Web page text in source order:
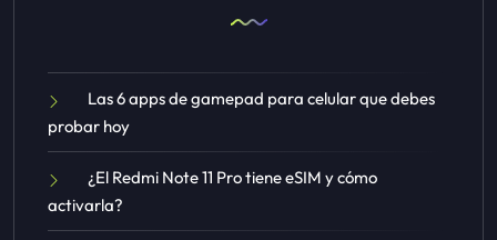
Las 6 apps de gamepad para celular que debes
probar hoy
¿El Redmi Note 11 Pro tiene eSIM y cómo
activarla?